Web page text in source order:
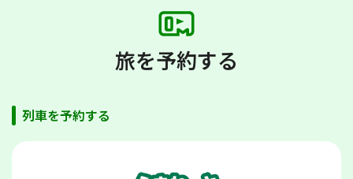
旅を予約する
列車を予約する